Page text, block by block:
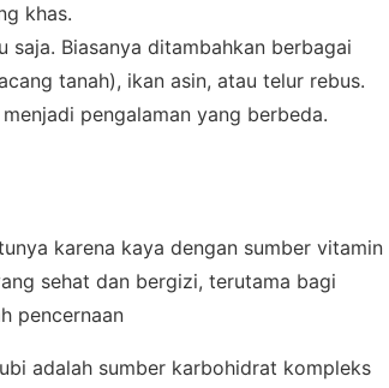
khas.
Biasanya ditambahkan berbagai
tanah), ikan asin, atau telur rebus.
pengalaman yang berbeda.
karena kaya dengan sumber vitamin
sehat dan bergizi, terutama bagi
pencernaan
adalah sumber karbohidrat kompleks